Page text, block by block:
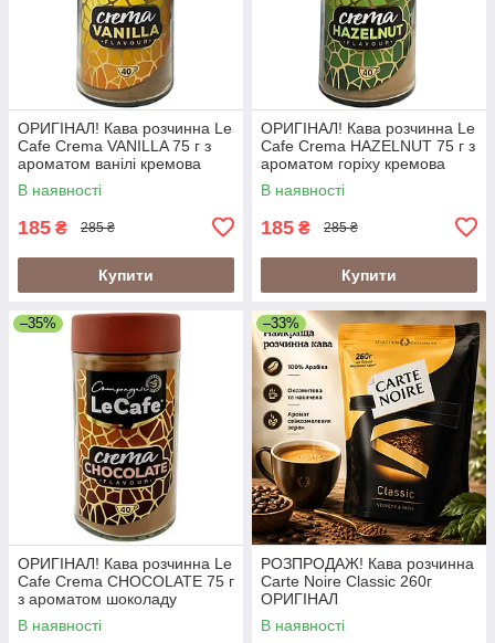
ОРИГІНАЛ! Кава розчинна Le
Cafe Crema VANILLA 75 г з
ароматом ванілі кремова
кава
В наявності
185 ₴ 285 ₴
Купити
ОРИГІНАЛ! Кава розчинна Le
Cafe Crema HAZELNUT 75 г з
ароматом горіху кремова
кава
В наявності
185 ₴ 285 ₴
Купити
–35%
ОРИГІНАЛ! Кава розчинна Le
Cafe Crema CHOCOLATE 75 г
з ароматом шоколаду
кремова кава
В наявності
–33%
РОЗПРОДАЖ! Кава розчинна
Carte Noire Classic 260г
ОРИГІНАЛ
В наявності